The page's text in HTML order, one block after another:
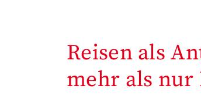
Reisen als
mehr als